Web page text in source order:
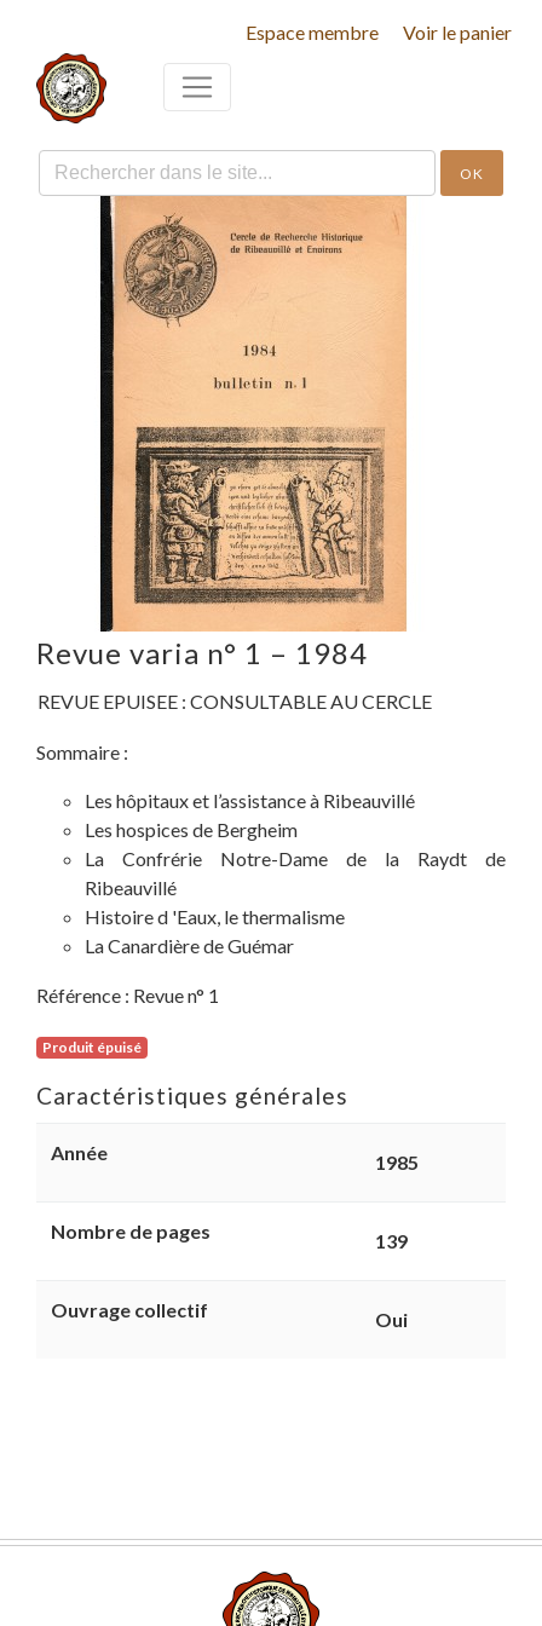
Espace membre Voir le panier
OK
Revue varia n° 1 – 1984
REVUE EPUISEE : CONSULTABLE AU CERCLE
Sommaire :
Les hôpitaux et l’assistance à Ribeauvillé
Les hospices de Bergheim
La Confrérie Notre-Dame de la Raydt de
Ribeauvillé
Histoire d 'Eaux, le thermalisme
La Canardière de Guémar
Référence : Revue n° 1
Produit épuisé
Caractéristiques générales
Année 1985
Nombre de pages 139
Ouvrage collectif Oui